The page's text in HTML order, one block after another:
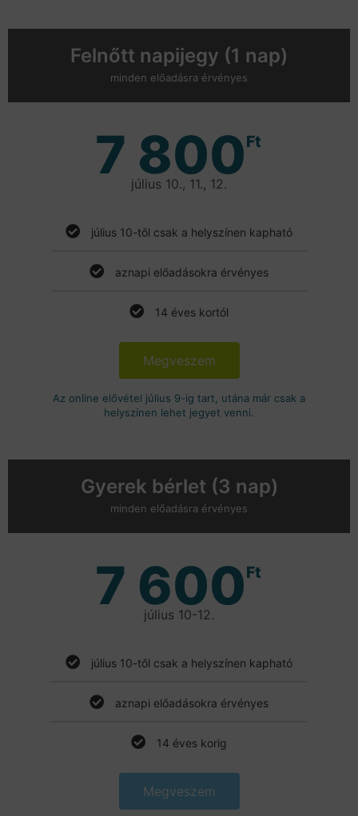
Felnőtt napijegy (1 nap)
minden előadásra érvényes
7 800Ft
július 10., 11., 12.
július 10-től csak a helyszínen kapható
aznapi előadásokra érvényes
14 éves kortól
Megveszem
Az online elővétel július 9-ig tart, utána már csak a
helyszínen lehet jegyet venni.
Gyerek bérlet (3 nap)
minden előadásra érvényes
7 600Ft
július 10-12.
július 10-től csak a helyszínen kapható
aznapi előadásokra érvényes
14 éves korig
Megveszem